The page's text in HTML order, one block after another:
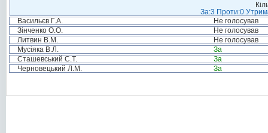
За:3 Проти:0
Васильєв Г.А.
Не голосував
Зінченко О.О.
Не голосував
Литвин В.М.
Не голосував
Мусіяка В.Л.
За
Сташевський С.Т.
За
Черновецький Л.М.
За